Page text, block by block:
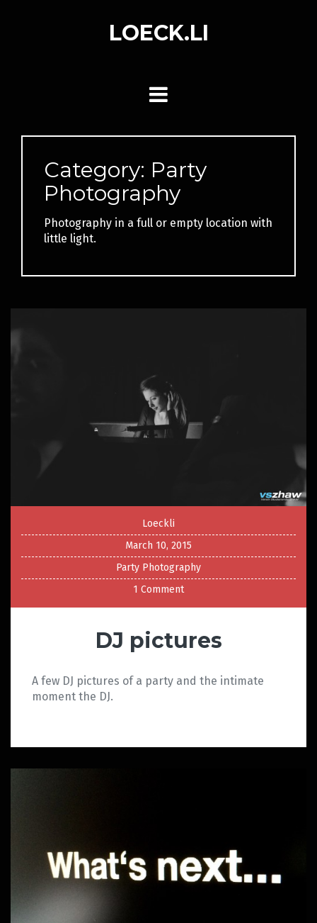
LOECK.LI
Category: Party
Photography
Photography in a full or empty location with
little light.
Loeckli
March 10, 2015
Party Photography
1 Comment
DJ pictures
A few DJ pictures of a party and the intimate
moment the DJ.